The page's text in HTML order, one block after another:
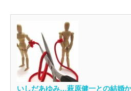
いしだあゆみ…萩原健一との結婚